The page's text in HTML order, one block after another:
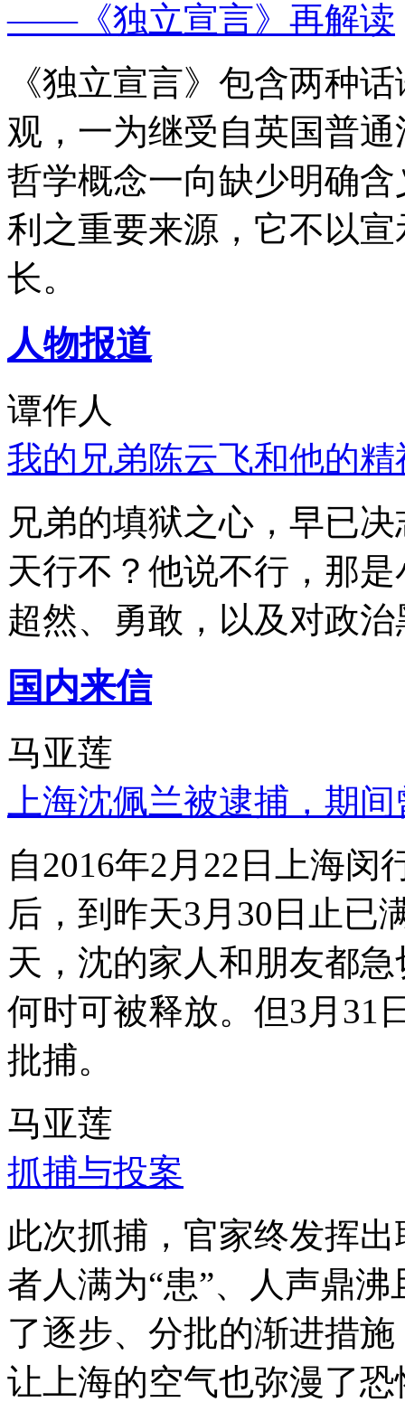
——《独立宣言》再解读
《独立宣言》包含两种
观，一为继受自英国普
哲学概念一向缺少明确
利之重要来源，它不以
长。
人物报道
谭作人
我的兄弟陈云飞和他的
兄弟的填狱之心，早已
天行不？他说不行，那
超然、勇敢，以及对政
国内来信
马亚莲
上海沈佩兰被逮捕，期
自2016年2月22日上海
后，到昨天3月30日止已
天，沈的家人和朋友都
何时可被释放。但3月31
批捕。
马亚莲
抓捕与投案
此次抓捕，官家终发挥
者人满为“患”、人声鼎
了逐步、分批的渐进措
让上海的空气也弥漫了